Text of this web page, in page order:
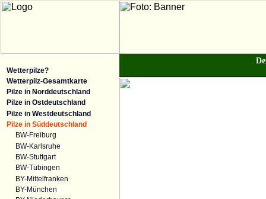
Wetterpilze?
Wetterpilz-Gesamtkarte
Pilze in Norddeutschland
Pilze in Ostdeutschland
Pilze in Westdeutschland
Pilze in Süddeutschland
BW-Freiburg
BW-Karlsruhe
BW-Stuttgart
BW-Tübingen
BY-Mittelfranken
BY-München